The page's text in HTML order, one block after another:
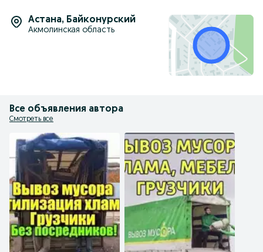
Астана, Байконурский
Акмолинская область
Все объявления автора
Смотреть все